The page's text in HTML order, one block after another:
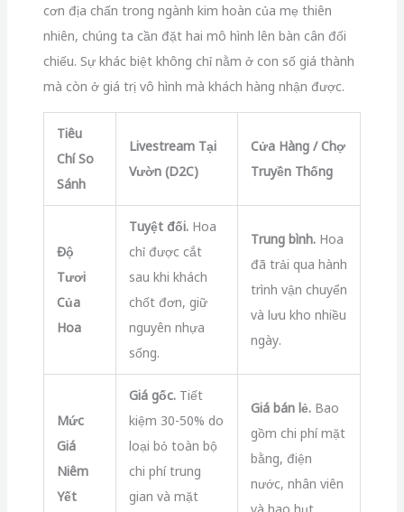
cơn địa chấn trong ngành kim hoàn của mẹ thiên
nhiên, chúng ta cần đặt hai mô hình lên bàn cân đối
chiếu. Sự khác biệt không chỉ nằm ở con số giá thành
mà còn ở giá trị vô hình mà khách hàng nhận được.
Tiêu
Chí So
Sánh
Livestream Tại
Vườn (D2C)
Cửa Hàng / Chợ
Truyền Thống
Độ
Tươi
Của
Hoa
Tuyệt đối.Hoa
chỉ được cắt
sau khi khách
chốt đơn, giữ
nguyên nhựa
sống.
Trung bình.Hoa
đã trải qua hành
trình vận chuyển
và lưu kho nhiều
ngày.
Mức
Giá
Niêm
Yết
Giá gốc.Tiết
kiệm 30-50% do
loại bỏ toàn bộ
chi phí trung
gian và mặt
Giá bán lẻ.Bao
gồm chi phí mặt
bằng, điện
nước, nhân viên